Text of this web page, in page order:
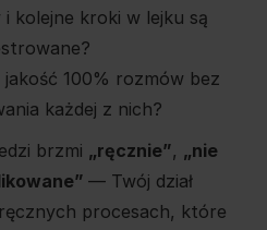
kolejne kroki w lejku są
100% rozmów bez
każdej z nich?
brzmi „ręcznie”, „nie
— Twój dział
procesach, które